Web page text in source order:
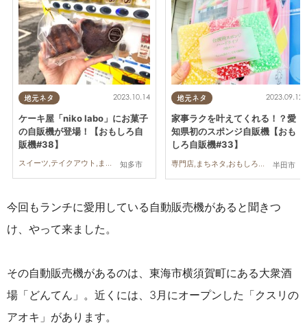
地元ネタ
知多市
2023.10.14
ケーキ屋「niko labo」にお菓子
の自販機が登場！【おもしろ自
販機#38】
スイーツ,テイクアウト,まちネタ,おもしろ自販機
地元ネタ
半田市
2023.09.12
家事ラクを叶えてくれる！？愛
知県初のスポンジ自販機【おも
しろ自販機#33】
専門店,まちネタ,おもしろ自販機
今回もランチに愛用している自動販売機があると聞きつ
け、やって来ました。
その自動販売機があるのは、東海市横須賀町にある大衆酒
場「どんてん」。近くには、3月にオープンした「クスリの
アオキ」があります。